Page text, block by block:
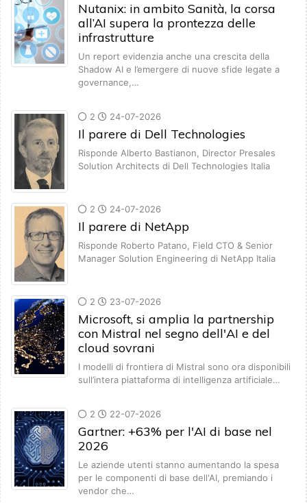
Nutanix: in ambito Sanità, la corsa
all’AI supera la prontezza delle
infrastrutture
Un report evidenzia anche una crescita della
Shadow AI e l’emergere di nuove sfide legate a
governance,…
2 24-07-2026
Il parere di Dell Technologies
Risponde Alberto Bastianon, Director Presales
Solution Architects di Dell Technologies Italia
2 24-07-2026
Il parere di NetApp
Risponde Roberto Patano, Field CTO & Senior
Manager Solution Engineering di NetApp Italia
2 23-07-2026
Microsoft, si amplia la partnership
con Mistral nel segno dell'AI e del
cloud sovrani
I modelli di frontiera di Mistral sono ora disponibili
sull’intera piattaforma di intelligenza artificiale…
2 22-07-2026
Gartner: +63% per l'AI di base nel
2026
Le aziende utenti stanno aumentando la spesa
per le componenti di base dell'AI, premiando i
vendor che…